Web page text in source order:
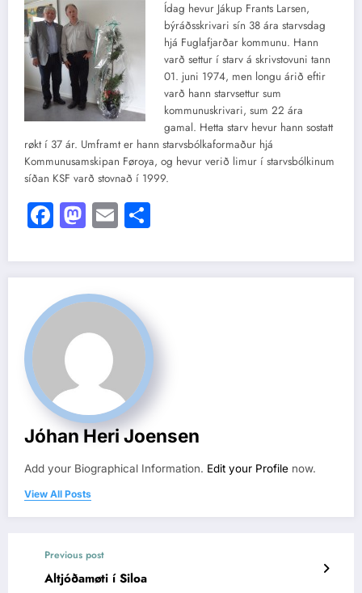
Ídag hevur Jákup Frants Larsen,
býráðsskrivari sín 38 ára starvsdag
hjá Fuglafjarðar kommunu. Hann
varð settur í starv á skrivstovuni tann
01. juni 1974, men longu árið eftir
varð hann starvsettur sum
kommunuskrivari, sum 22 ára
gamal. Hetta starv hevur hann sostatt
røkt í 37 ár. Umframt er hann starvsbólkaformaður hjá
Kommunusamskipan Føroya, og hevur verið limur í starvsbólkinum
síðan KSF varð stovnað í 1999.
Facebook
Mastodon
Email
Jóhan Heri Joensen
Add your Biographical Information. Edit your Profile now.
View All Posts
Previous post
Altjóðamøti í Siloa